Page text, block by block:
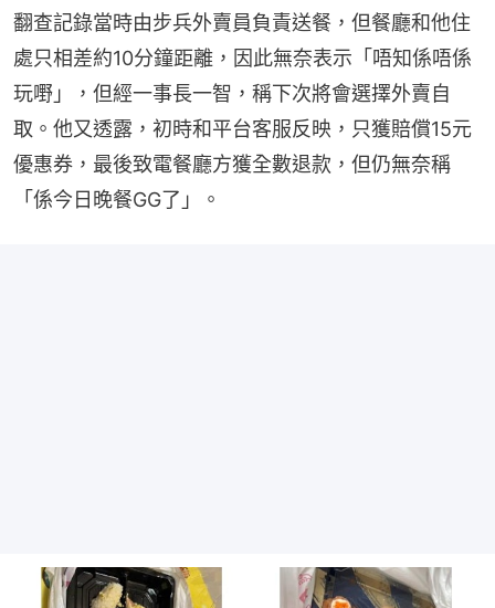
翻查記錄當時由步兵外賣員負責送餐，但餐廳和他住
處只相差約10分鐘距離，因此無奈表示「唔知係唔係
玩嘢」，但經一事長一智，稱下次將會選擇外賣自
取。他又透露，初時和平台客服反映，只獲賠償15元
優惠券，最後致電餐廳方獲全數退款，但仍無奈稱
「係今日晚餐GG了」。